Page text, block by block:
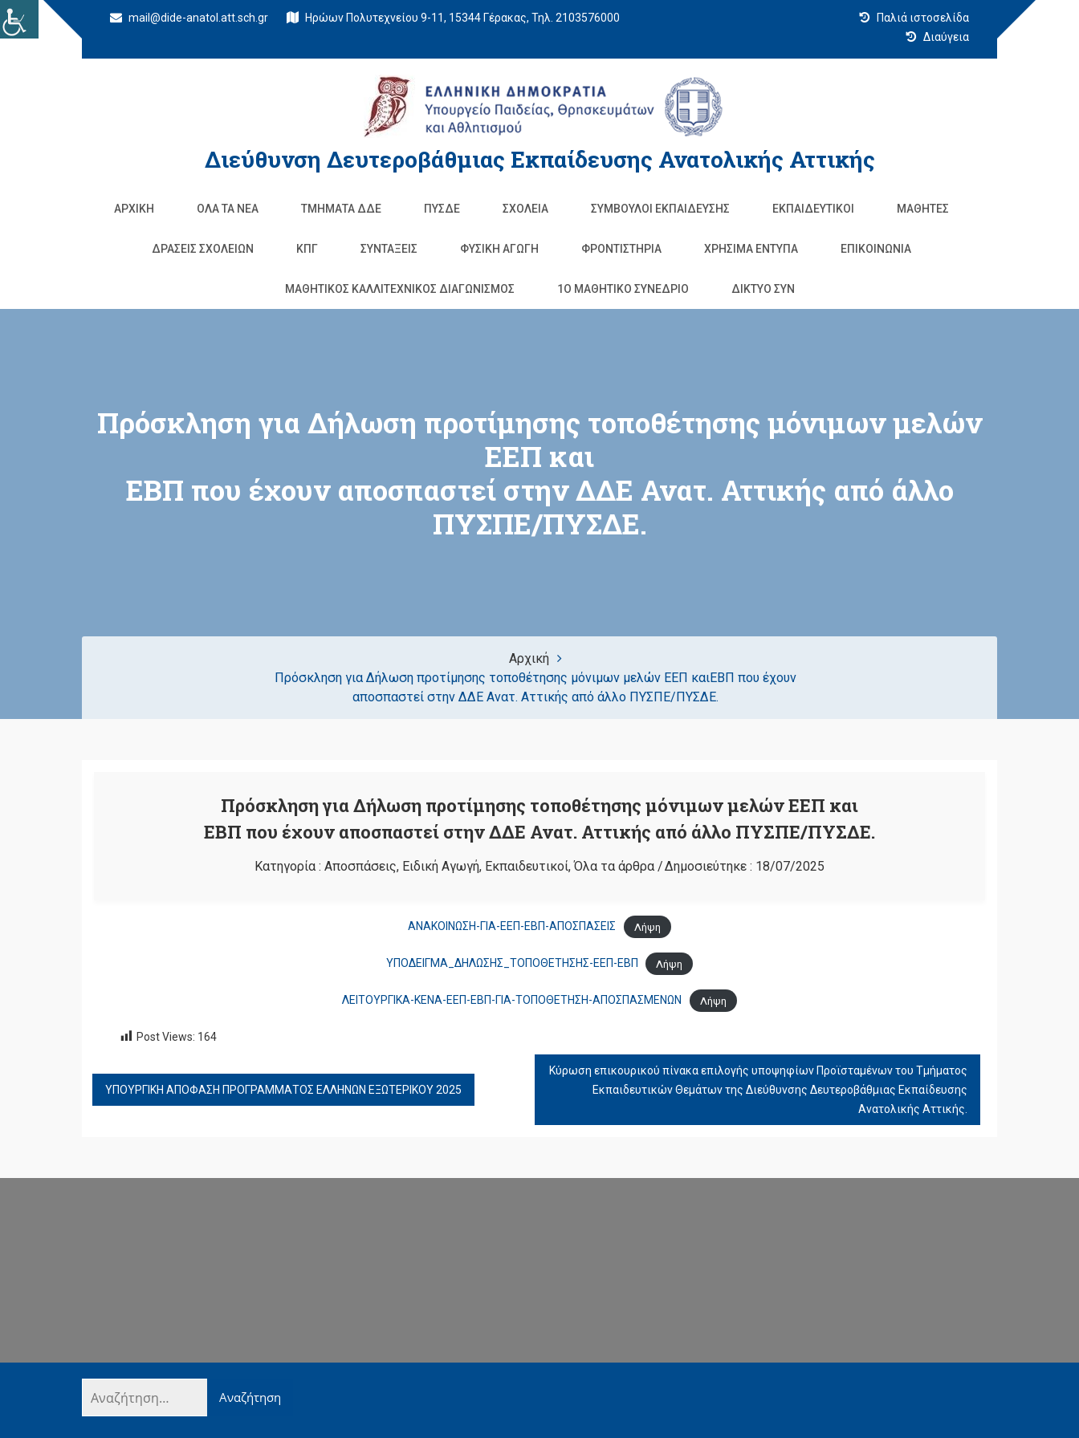
mail@dide-anatol.att.sch.gr Ηρώων Πολυτεχνείου 9-11, 15344 Γέρακας, Τηλ. 2103576000
Παλιά ιστοσελίδα
Διαύγεια
Διεύθυνση Δευτεροβάθμιας Εκπαίδευσης Ανατολικής Αττικής
ΑΡΧΙΚΉ ΌΛΑ ΤΑ ΝΈΑ ΤΜΉΜΑΤΑ ΔΔΕ ΠΥΣΔΕ ΣΧΟΛΕΊΑ ΣΥΜΒΟΥΛΟΙ ΕΚΠΑΙΔΕΥΣΗΣ ΕΚΠΑΙΔΕΥΤΙΚΟΊ ΜΑΘΗΤΈΣ
ΔΡΆΣΕΙΣ ΣΧΟΛΕΊΩΝ ΚΠΓ ΣΥΝΤΑΞΕΙΣ ΦΥΣΙΚΉ ΑΓΩΓΉ ΦΡΟΝΤΙΣΤΉΡΙΑ ΧΡΗΣΙΜΑ ΕΝΤΥΠΑ ΕΠΙΚΟΙΝΩΝΊΑ
ΜΑΘΗΤΙΚΟΣ ΚΑΛΛΙΤΕΧΝΙΚΟΣ ΔΙΑΓΩΝΙΣΜΟΣ 1O ΜΑΘΗΤΙΚΟ ΣΥΝΕΔΡΙΟ ΔΙΚΤΥΟ ΣΥΝ
Πρόσκληση για Δήλωση προτίμησης τοποθέτησης μόνιμων μελών
ΕΕΠ και
ΕΒΠ που έχουν αποσπαστεί στην ΔΔΕ Ανατ. Αττικής από άλλο
ΠΥΣΠΕ/ΠΥΣΔΕ.
Αρχική
Πρόσκληση για Δήλωση προτίμησης τοποθέτησης μόνιμων μελών ΕΕΠ καιΕΒΠ που έχουν
αποσπαστεί στην ΔΔΕ Ανατ. Αττικής από άλλο ΠΥΣΠΕ/ΠΥΣΔΕ.
Πρόσκληση για Δήλωση προτίμησης τοποθέτησης μόνιμων μελών ΕΕΠ και
ΕΒΠ που έχουν αποσπαστεί στην ΔΔΕ Ανατ. Αττικής από άλλο ΠΥΣΠΕ/ΠΥΣΔΕ.
Κατηγορία : Αποσπάσεις, Ειδική Αγωγή, Εκπαιδευτικοί,Όλα τα άρθρα /Δημοσιεύτηκε : 18/07/2025
ΑΝΑΚΟΙΝΩΣΗ-ΓΙΑ-ΕΕΠ-ΕΒΠ-ΑΠΟΣΠΑΣΕΙΣ Λήψη
ΥΠΟΔΕΙΓΜΑ_ΔΗΛΩΣΗΣ_ΤΟΠΟΘΕΤΗΣΗΣ-ΕΕΠ-ΕΒΠ Λήψη
ΛΕΙΤΟΥΡΓΙΚΑ-ΚΕΝΑ-ΕΕΠ-ΕΒΠ-ΓΙΑ-ΤΟΠΟΘΕΤΗΣΗ-ΑΠΟΣΠΑΣΜΕΝΩΝ Λήψη
Post Views: 164
ΠΛΟΉΓΗΣΗ
ΆΡΘΡΩΝ
ΥΠΟΥΡΓΙΚΗ ΑΠΟΦΑΣΗ ΠΡΟΓΡΑΜΜΑΤΟΣ ΕΛΛΗΝΩΝ ΕΞΩΤΕΡΙΚΟΥ 2025
Κύρωση επικουρικού πίνακα επιλογής υποψηφίων Προϊσταμένων του Τμήματος
Εκπαιδευτικών Θεμάτων της Διεύθυνσης Δευτεροβάθμιας Εκπαίδευσης
Ανατολικής Αττικής.